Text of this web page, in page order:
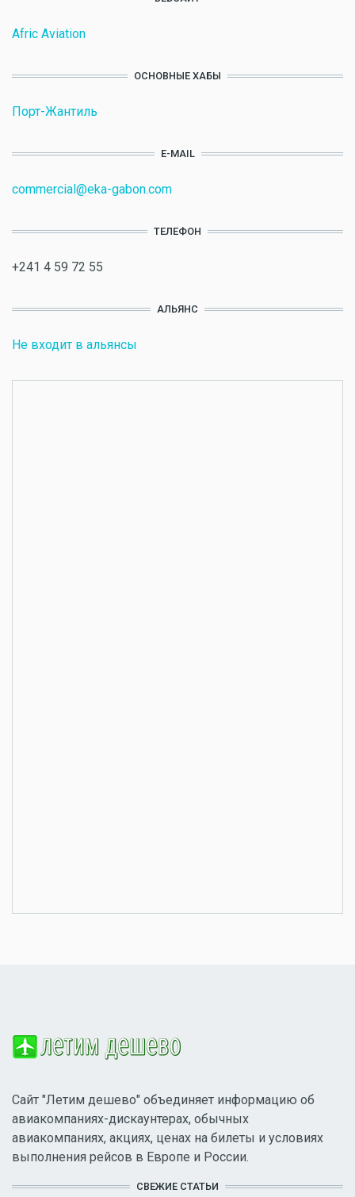
Afric Aviation
ОСНОВНЫЕ ХАБЫ
Порт-Жантиль
E-MAIL
commercial@eka-gabon.com
ТЕЛЕФОН
+241 4 59 72 55
АЛЬЯНС
Не входит в альянсы
Сайт "Летим дешево" объединяет информацию об
авиакомпаниях-дискаунтерах, обычных
авиакомпаниях, акциях, ценах на билеты и условиях
выполнения рейсов в Европе и России.
СВЕЖИЕ СТАТЬИ